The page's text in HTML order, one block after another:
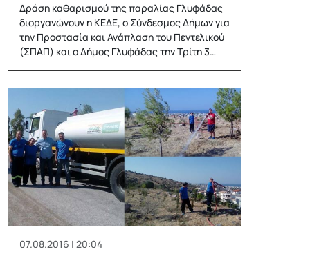
Δράση καθαρισμού της παραλίας Γλυφάδας
διοργανώνουν η ΚΕΔΕ, ο Σύνδεσμος Δήμων για
την Προστασία και Ανάπλαση του Πεντελικού
(ΣΠΑΠ) και ο Δήμος Γλυφάδας την Τρίτη 3…
07.08.2016 | 20:04